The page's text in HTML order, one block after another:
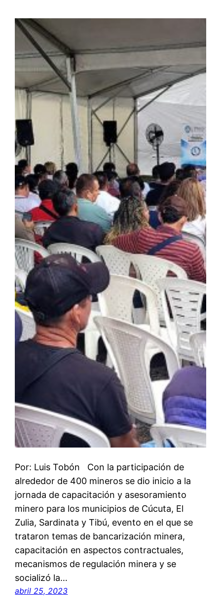
Por: Luis Tobón Con la participación de
alrededor de 400 mineros se dio inicio a la
jornada de capacitación y asesoramiento
minero para los municipios de Cúcuta, El
Zulia, Sardinata y Tibú, evento en el que se
trataron temas de bancarización minera,
capacitación en aspectos contractuales,
mecanismos de regulación minera y se
socializó la…
abril 25, 2023